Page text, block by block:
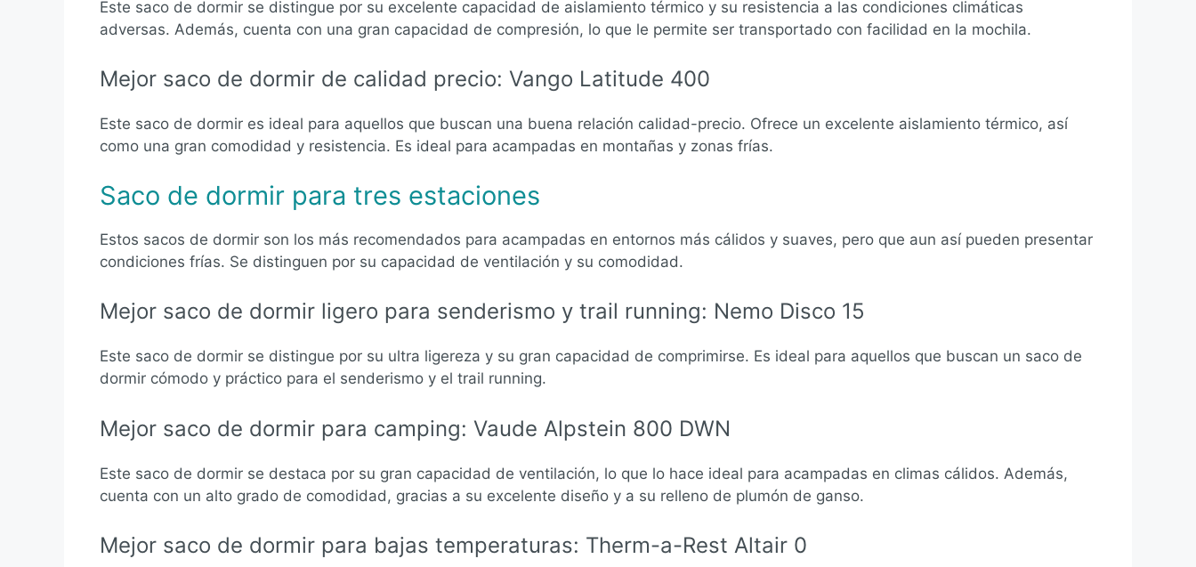
Este saco de dormir se distingue por su excelente capacidad de aislamiento térmico y su resistencia a las condiciones climáticas
adversas. Además, cuenta con una gran capacidad de compresión, lo que le permite ser transportado con facilidad en la mochila.
Mejor saco de dormir de calidad precio: Vango Latitude 400
Este saco de dormir es ideal para aquellos que buscan una buena relación calidad-precio. Ofrece un excelente aislamiento térmico, así
como una gran comodidad y resistencia. Es ideal para acampadas en montañas y zonas frías.
Saco de dormir para tres estaciones
Estos sacos de dormir son los más recomendados para acampadas en entornos más cálidos y suaves, pero que aun así pueden presentar
condiciones frías. Se distinguen por su capacidad de ventilación y su comodidad.
Mejor saco de dormir ligero para senderismo y trail running: Nemo Disco 15
Este saco de dormir se distingue por su ultra ligereza y su gran capacidad de comprimirse. Es ideal para aquellos que buscan un saco de
dormir cómodo y práctico para el senderismo y el trail running.
Mejor saco de dormir para camping: Vaude Alpstein 800 DWN
Este saco de dormir se destaca por su gran capacidad de ventilación, lo que lo hace ideal para acampadas en climas cálidos. Además,
cuenta con un alto grado de comodidad, gracias a su excelente diseño y a su relleno de plumón de ganso.
Mejor saco de dormir para bajas temperaturas: Therm-a-Rest Altair 0